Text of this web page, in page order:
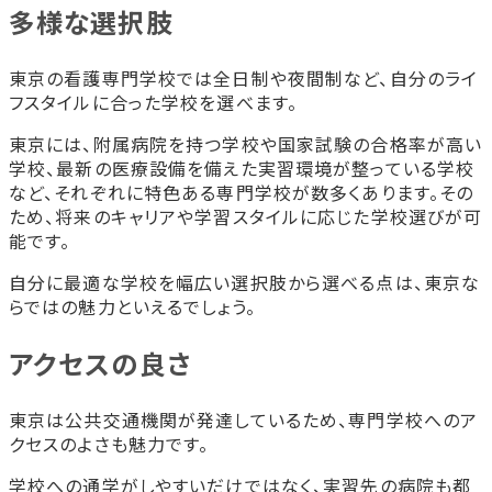
多様な選択肢
東京の看護専門学校では全日制や夜間制など、自分のライ
フスタイルに合った学校を選べます。
東京には、附属病院を持つ学校や国家試験の合格率が高い
学校、最新の医療設備を備えた実習環境が整っている学校
など、それぞれに特色ある専門学校が数多くあります。その
ため、将来のキャリアや学習スタイルに応じた学校選びが可
能です。
自分に最適な学校を幅広い選択肢から選べる点は、東京な
らではの魅力といえるでしょう。
アクセスの良さ
東京は公共交通機関が発達しているため、専門学校へのア
クセスのよさも魅力です。
学校への通学がしやすいだけではなく、実習先の病院も都